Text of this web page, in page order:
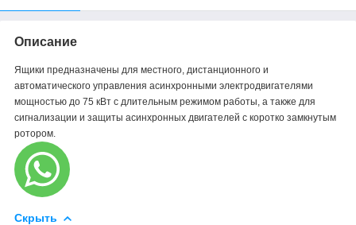
Описание
Ящики предназначены для местного, дистанционного и
автоматического управления асинхронными электродвигателями
мощностью до 75 кВт с длительным режимом работы, а также для
сигнализации и защиты асинхронных двигателей с коротко замкнутым
ротором.
Скрыть